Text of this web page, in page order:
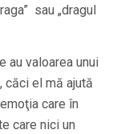
sau „dragul
au valoarea unui
căci el mă ajută
care în
care nici un